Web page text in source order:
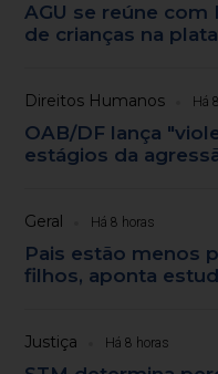
AGU se reúne
de crianças na
Direitos Humanos Há
OAB/DF lança
estágios da
Geral Há 8 horas
Pais estão menos
filhos, aponta
Justiça Há 8 horas